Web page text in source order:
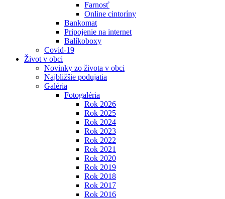
Farnosť
Online cintoríny
Bankomat
Pripojenie na internet
Balíkoboxy
Covid-19
Život v obci
Novinky zo života v obci
Najbližšie podujatia
Galéria
Fotogaléria
Rok 2026
Rok 2025
Rok 2024
Rok 2023
Rok 2022
Rok 2021
Rok 2020
Rok 2019
Rok 2018
Rok 2017
Rok 2016